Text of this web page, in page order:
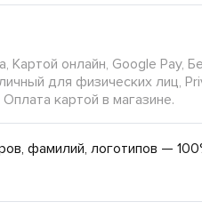
Картой онлайн, Google Pay,
для физических лиц,
картой в магазине.
фамилий, логотипов —